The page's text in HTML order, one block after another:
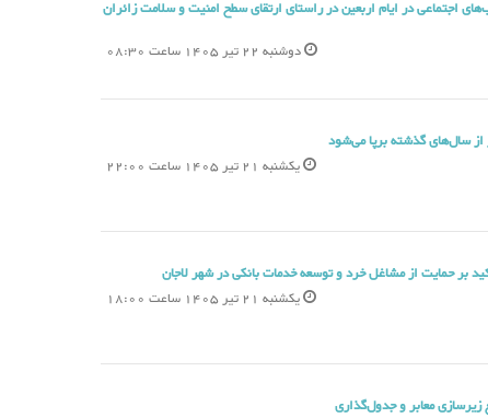
اجتماعی در ایام اربعین در راستای ارتقای سطح امنیت و سلامت زائران
دوشنبه 22 تیر 1405 ساعت 08:30
سال‌های گذشته برپا می‌شود
یکشنبه 21 تیر 1405 ساعت 22:00
بر حمایت از مشاغل خرد و توسعه خدمات بانکی در شهر لاجان
یکشنبه 21 تیر 1405 ساعت 18:00